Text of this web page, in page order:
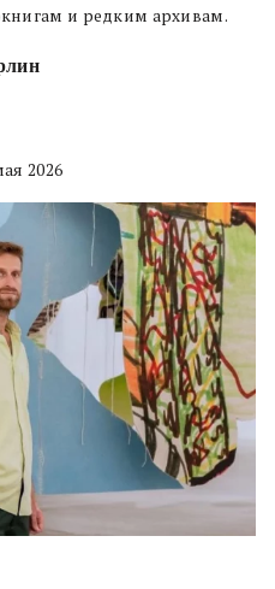
и редким архивам.
2026